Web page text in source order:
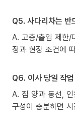
Q5. 사다리차는 반
A. 고층/출입 제한/
정과 현장 조건에
Q6. 이사 당일 작
A. 짐 양과 동선,
구성이 충분하면